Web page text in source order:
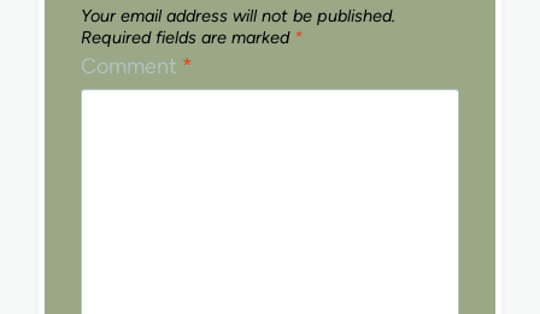
Your email address will not be published.
Required fields are marked *
Comment *